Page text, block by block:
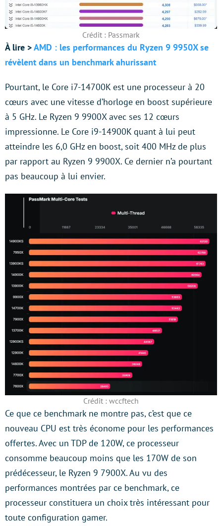
Crédit : Passmark
À lire >AMD : les performances du Ryzen 9 9950X se
révèlent dans un benchmark ahurissant
Pourtant, le Core i7-14700K est une processeur à 20
cœurs avec une vitesse d’horloge en boost supérieure
à 5 GHz. Le Ryzen 9 9900X avec ses 12 cœurs
impressionne. Le Core i9-14900K quant à lui peut
atteindre les 6,0 GHz en boost, soit 400 MHz de plus
par rapport au Ryzen 9 9900X. Ce dernier n’a pourtant
pas beaucoup à lui envier.
Crédit : wccftech
Ce que ce benchmark ne montre pas, c’est que ce
nouveau CPU est très économe pour les performances
offertes. Avec un TDP de 120W, ce processeur
consomme beaucoup moins que les 170W de son
prédécesseur, le Ryzen 9 7900X. Au vu des
performances montrées par ce benchmark, ce
processeur constituera un choix très intéressant pour
toute configuration gamer.